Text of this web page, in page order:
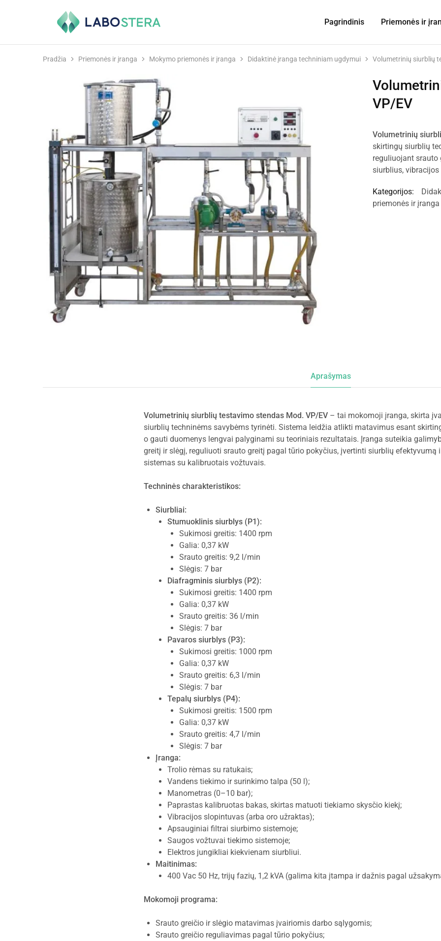
Labostera
Laboratorinė
Pagrindinis Priemonės ir
Pradžia Priemonės ir įranga Mokymo priemonės ir įranga Didaktinė įranga techniniam ugdymui Volumetrinių siurblių
VP/EV
Volumetrinių
skirtingų siurblių
reguliuojant srauto
siurblius,
Kategorijos:
priemonės ir įranga
Aprašymas
Volumetrinių siurblių testavimo stendas Mod. VP/EV – tai mokomoji įranga, skirta
siurblių techninėms savybėms tyrinėti. Sistema leidžia atlikti matavimus esant
o gauti duomenys lengvai palyginami su teoriniais rezultatais. Įranga suteikia
greitį ir slėgį, reguliuoti srauto greitį pagal tūrio pokyčius, įvertinti siurblių efektyvumą
sistemas su kalibruotais vožtuvais.
Techninės charakteristikos:
Siurbliai:
Stumuoklinis siurblys (P1):
Sukimosi greitis: 1400 rpm
Galia: 0,37 kW
Srauto greitis: 9,2 l/min
Slėgis: 7 bar
Diafragminis siurblys (P2):
Sukimosi greitis: 1400 rpm
Galia: 0,37 kW
Srauto greitis: 36 l/min
Slėgis: 7 bar
Pavaros siurblys (P3):
Sukimosi greitis: 1000 rpm
Galia: 0,37 kW
Srauto greitis: 6,3 l/min
Slėgis: 7 bar
Tepalų siurblys (P4):
Sukimosi greitis: 1500 rpm
Galia: 0,37 kW
Srauto greitis: 4,7 l/min
Slėgis: 7 bar
Įranga:
Trolio rėmas su ratukais;
Vandens tiekimo ir surinkimo talpa (50 l);
Manometras (0–10 bar);
Paprastas kalibruotas bakas, skirtas matuoti tiekiamo skysčio kiekį;
Vibracijos slopintuvas (arba oro užraktas);
Apsauginiai filtrai siurbimo sistemoje;
Saugos vožtuvai tiekimo sistemoje;
Elektros jungikliai kiekvienam siurbliui.
Maitinimas:
400 Vac 50 Hz, trijų fazių, 1,2 kVA (galima kita įtampa ir dažnis pagal
Mokomoji programa:
Srauto greičio ir slėgio matavimas įvairiomis darbo sąlygomis;
Srauto greičio reguliavimas pagal tūrio pokyčius;